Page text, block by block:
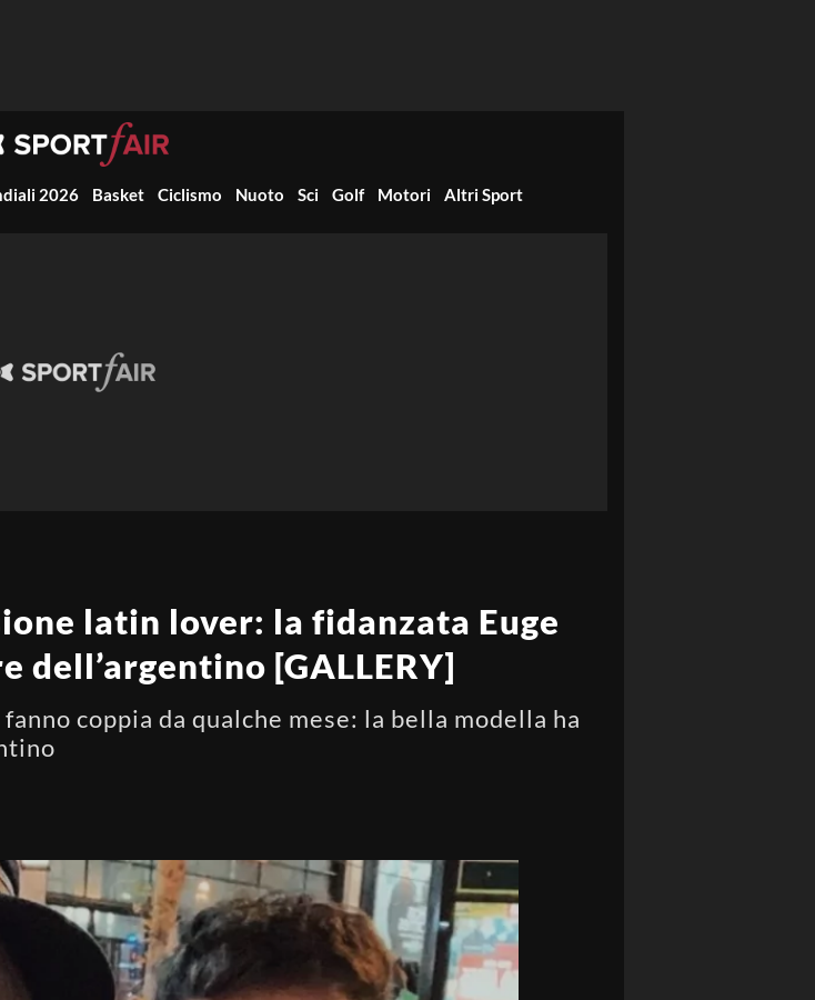
2026 Basket Ciclismo Nuoto Sci Golf Motori Altri Sport
latin lover: la fidanzata Euge
dell’argentino [GALLERY]
coppia da qualche mese: la bella modella ha